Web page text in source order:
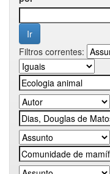
Filtros correntes: